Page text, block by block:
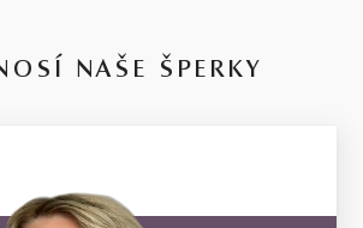
NAŠE ŠPERKY